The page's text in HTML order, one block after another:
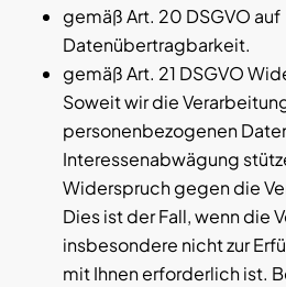
gemäß Art. 20 DSGVO auf
Datenübertragbarkeit.
gemäß Art. 21 DSGVO
Soweit wir die
personenbezogenen
Interessenabwägung
Widerspruch gegen die
Dies ist der Fall, wenn die
insbesondere nicht zur
mit Ihnen erforderlich ist.